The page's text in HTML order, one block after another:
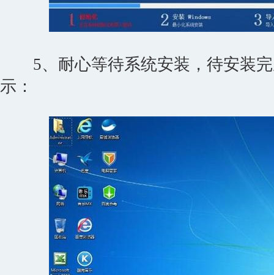
5、耐心等待系统安装，待安装完
示：